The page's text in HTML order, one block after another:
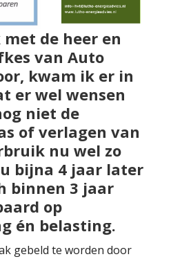
de heer en
van Auto
kwam ik er in
er wel wensen
niet de
of verlagen van
nu wel zo
bijna 4 jaar later
binnen 3 jaar
op
én belasting.
gebeld te worden door